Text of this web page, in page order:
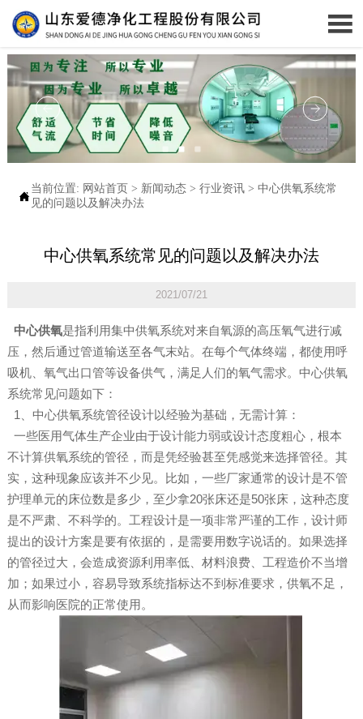


当前位置: 网站首页 > 新闻动态> 行业资讯> 中心供氧系统常
见的问题以及解决办法
中心供氧系统常见的问题以及解决办法
2021/07/21
中心供氧是指利用集中供氧系统对来自氧源的高压氧气进行减
压，然后通过管道输送至各气末站。在每个气体终端，都使用呼
吸机、氧气出口管等设备供气，满足人们的氧气需求。中心供氧
系统常见问题如下：
1、中心供氧系统管径设计以经验为基础，无需计算：
一些医用气体生产企业由于设计能力弱或设计态度粗心，根本
不计算供氧系统的管径，而是凭经验甚至凭感觉来选择管径。其
实，这种现象应该并不少见。比如，一些厂家通常的设计是不管
护理单元的床位数是多少，至少拿20张床还是50张床，这种态度
是不严肃、不科学的。工程设计是一项非常严谨的工作，设计师
提出的设计方案是要有依据的，是需要用数字说话的。如果选择
的管径过大，会造成资源利用率低、材料浪费、工程造价不当增
加；如果过小，容易导致系统指标达不到标准要求，供氧不足，
从而影响医院的正常使用。